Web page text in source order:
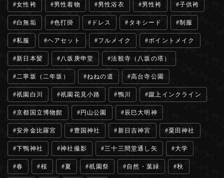
女性袴 男性着物 男性浴衣 男性袴 子供袴
白無垢 色打掛 ドレス タキシード 制服
私服 ヘアセット フルメイク ポイントメイク
新日本髪 八坂庚申堂 法観寺（八坂の塔）
二寧坂（二年坂） ねねの道 高台寺公園
祇園白川 祇園花見小路 鴨川 蹴上インクライン
京都国立博物館 円山公園 辰巳大明神
安井金比羅宮 豊国神社 新日吉神宮 粟田神社
下鴨神社 神社撮影 三十三間堂通し矢 大学
春 桜 夏 祇園祭 自然・葉緑 秋